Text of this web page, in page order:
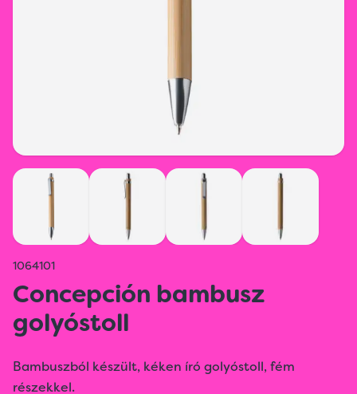
1064101
Concepción bambusz
golyóstoll
Bambuszból készült, kéken író golyóstoll, fém
részekkel.